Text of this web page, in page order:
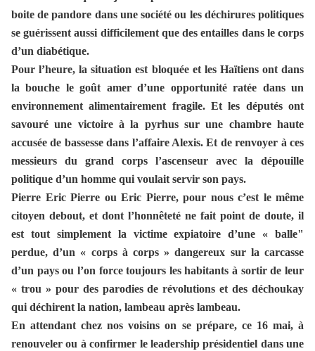
boite de pandore dans une société ou les déchirures politiques
se guérissent aussi difficilement que des entailles dans le corps
d’un diabétique.
Pour l’heure, la situation est bloquée et les Haïtiens ont dans
la bouche le goût amer d’une opportunité ratée dans un
environnement alimentairement fragile. Et les députés ont
savouré une victoire à la pyrhus sur une chambre haute
accusée de bassesse dans l’affaire Alexis. Et de renvoyer à ces
messieurs du grand corps l’ascenseur avec la dépouille
politique d’un homme qui voulait servir son pays.
Pierre Eric Pierre ou Eric Pierre, pour nous c’est le même
citoyen debout, et dont l’honnêteté ne fait point de doute, il
est tout simplement la victime expiatoire d’une « balle"
perdue, d’un « corps à corps » dangereux sur la carcasse
d’un pays ou l’on force toujours les habitants à sortir de leur
« trou » pour des parodies de révolutions et des déchoukay
qui déchirent la nation, lambeau après lambeau.
En attendant chez nos voisins on se prépare, ce 16 mai, à
renouveler ou à confirmer le leadership présidentiel dans une